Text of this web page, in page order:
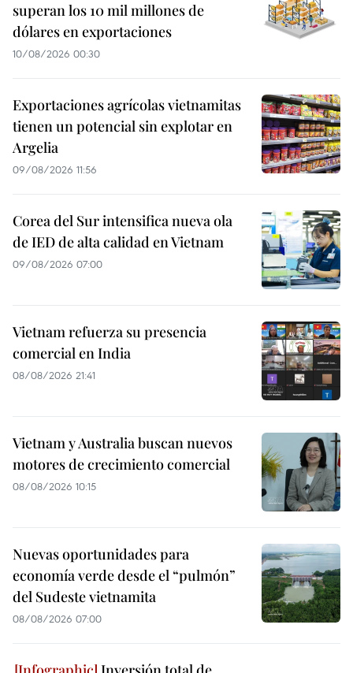
superan los 10 mil millones de
dólares en exportaciones
10/08/2026 00:30
Exportaciones agrícolas vietnamitas
tienen un potencial sin explotar en
Argelia
09/08/2026 11:56
Corea del Sur intensifica nueva ola
de IED de alta calidad en Vietnam
09/08/2026 07:00
Vietnam refuerza su presencia
comercial en India
08/08/2026 21:41
Vietnam y Australia buscan nuevos
motores de crecimiento comercial
08/08/2026 10:15
Nuevas oportunidades para
economía verde desde el “pulmón”
del Sudeste vietnamita
08/08/2026 07:00